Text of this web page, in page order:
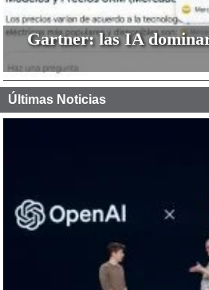
Gartner: las IA
Últimas Noticias